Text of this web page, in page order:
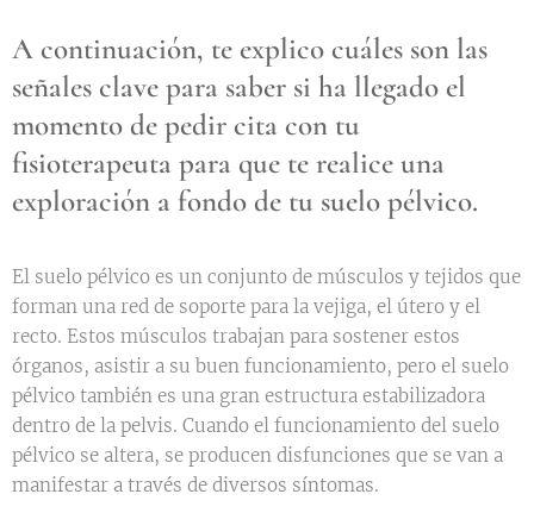
A continuación, te explico cuáles son las
señales clave para saber si ha llegado el
momento de pedir cita con tu
fisioterapeuta para que te realice una
exploración a fondo de tu suelo pélvico.
El suelo pélvico es un conjunto de músculos y tejidos que
forman una red de soporte para la vejiga, el útero y el
recto. Estos músculos trabajan para sostener estos
órganos, asistir a su buen funcionamiento, pero el suelo
pélvico también es una gran estructura estabilizadora
dentro de la pelvis. Cuando el funcionamiento del suelo
pélvico se altera, se producen disfunciones que se van a
manifestar a través de diversos síntomas.